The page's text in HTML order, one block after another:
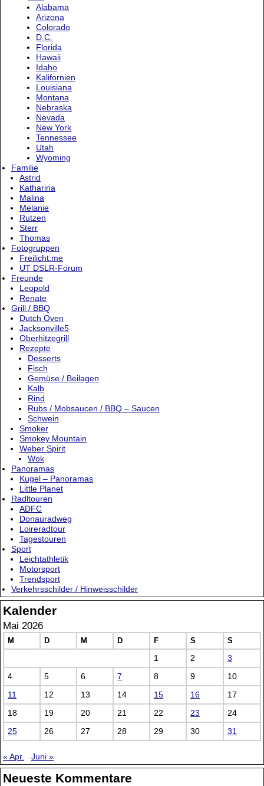
Alabama
Arizona
Colorado
D.C.
Florida
Hawaii
Idaho
Kalifornien
Louisiana
Montana
Nebraska
Nevada
New York
Tennessee
Utah
Wyoming
Familie
Astrid
Katharina
Malina
Melanie
Rutzen
Sterr
Thomas
Fotogruppen
Freilicht.me
UT DSLR-Forum
Freunde
Leopold
Renate
Grill / BBQ
Dutch Oven
Jacksonville5
Oberhitzegrill
Rezepte
Desserts
Fisch
Gemüse / Beilagen
Kalb
Rind
Rubs / Mobsaucen / BBQ – Saucen
Schwein
Smoker
Smokey Mountain
Weber Spirit
Wok
Panoramas
Kugel – Panoramas
Little Planet
Radltouren
ADFC
Donauradweg
Loireradtour
Tagestouren
Sport
Leichtathletik
Motorsport
Trendsport
Verkehrsschilder / Hinweisschilder
Kalender
Mai 2026
M D M D F S S
1 2
3
4
5 6 7 8 9
10
11
12 13 14 15 16
17
18
19 20 21 22 23
24
25
26 27 28 29 30 31
« Apr. Juni »
Neueste Kommentare